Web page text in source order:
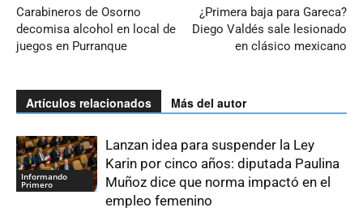
Carabineros de Osorno
decomisa alcohol en local de
juegos en Purranque
¿Primera baja para Gareca?
Diego Valdés sale lesionado
en clásico mexicano
Artículos relacionados Más del autor
Informando
Primero
Lanzan idea para suspender la Ley
Karin por cinco años: diputada Paulina
Muñoz dice que norma impactó en el
empleo femenino